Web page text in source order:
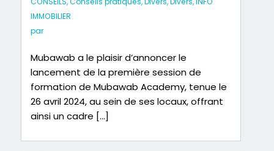
IMMOBILIER
par
Mubawab a le plaisir d’annoncer le
lancement de la première session de
formation de Mubawab Academy, tenue le
26 avril 2024, au sein de ses locaux, offrant
ainsi un cadre […]